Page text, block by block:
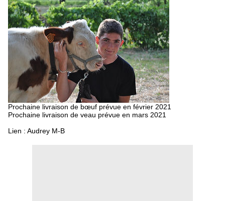
Prochaine livraison de bœuf prévue en février 2021
Prochaine livraison de veau prévue en mars 2021
Lien : Audrey M-B